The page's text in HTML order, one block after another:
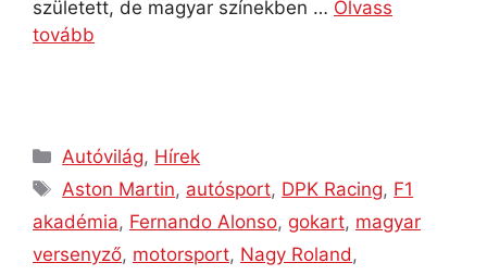
született, de magyar színekben … Olvass
tovább
Autóvilág, Hírek
Aston Martin, autósport, DPK Racing, F1
akadémia, Fernando Alonso, gokart, magyar
versenyző, motorsport, Nagy Roland,